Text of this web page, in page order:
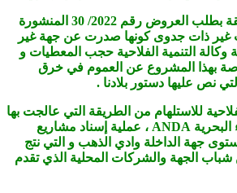
* نعتبر التفاصيل المتعلقة بطلب العروض رقم 2022/ 30 المنشورة
ذات جدوى كونها صدرت عن جهة غير
التنمية الفلاحية حجب المعطيات و
بهذا المشروع عن العموم في خرق
نص عليها دستور بلادنا .
للاستلهام من الطريقة التي عالجت بها
وكالة تنمية تربية الأحياء البحرية ANDA ، عملية إسناد مشاريع
جهة الداخلة وادي الذهب و التي نتج
شباب الجهة والشركات المحلية الذي تقدم